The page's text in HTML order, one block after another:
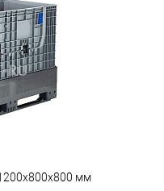
Под заказ
мм